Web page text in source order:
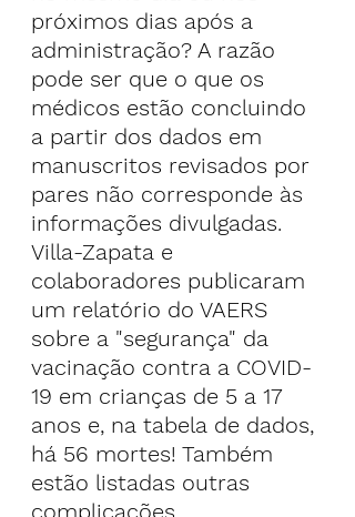
próximos dias após a
administração? A razão
pode ser que o que os
médicos estão concluindo
a partir dos dados em
manuscritos revisados por
pares não corresponde às
informações divulgadas.
Villa-Zapata e
colaboradores publicaram
um relatório do VAERS
sobre a "segurança" da
vacinação contra a COVID-
19 em crianças de 5 a 17
anos e, na tabela de dados,
há 56 mortes! Também
estão listadas outras